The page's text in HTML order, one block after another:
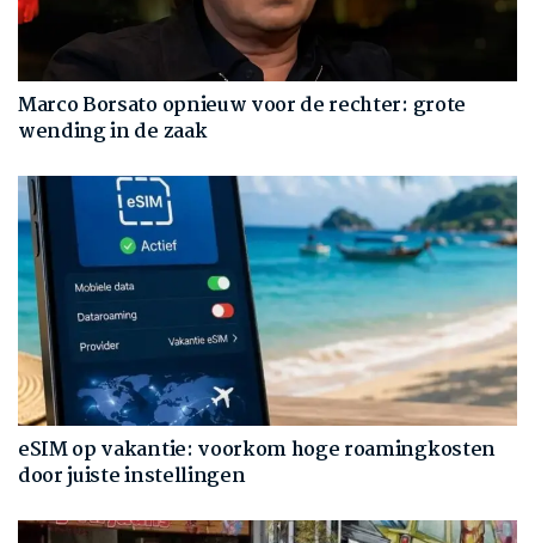
Marco Borsato opnieuw voor de rechter: grote
wending in de zaak
eSIM op vakantie: voorkom hoge roamingkosten
door juiste instellingen